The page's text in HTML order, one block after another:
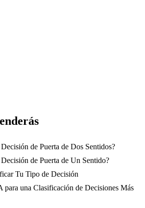
de Puerta de Dos Sentidos?
Decisión de Puerta de Un Sentido?
Tu Tipo de Decisión
para una Clasificación de Decisiones Más